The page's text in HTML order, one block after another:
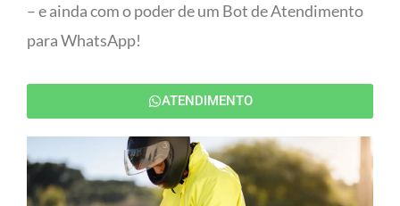
– e ainda com o poder de um Bot de Atendimento
para WhatsApp!
ATENDIMENTO